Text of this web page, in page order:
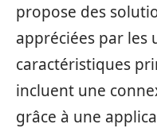
propose des
appréciées par les
caractéristiques
incluent une
grâce à une